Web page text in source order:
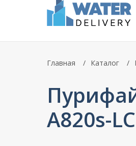
Главная Каталог
A820s-